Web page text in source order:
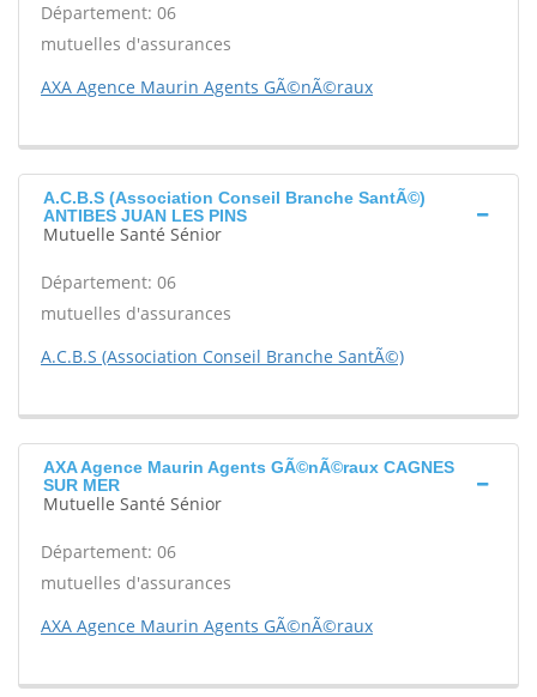
Département: 06
mutuelles d'assurances
AXA Agence Maurin Agents GÃ©nÃ©raux
A.C.B.S (Association Conseil Branche SantÃ©)
ANTIBES JUAN LES PINS
Mutuelle Santé Sénior
Département: 06
mutuelles d'assurances
A.C.B.S (Association Conseil Branche SantÃ©)
AXA Agence Maurin Agents GÃ©nÃ©raux CAGNES
SUR MER
Mutuelle Santé Sénior
Département: 06
mutuelles d'assurances
AXA Agence Maurin Agents GÃ©nÃ©raux